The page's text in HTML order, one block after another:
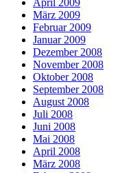
April 2009
März 2009
Februar 2009
Januar 2009
Dezember 2008
November 2008
Oktober 2008
September 2008
August 2008
Juli 2008
Juni 2008
Mai 2008
April 2008
März 2008